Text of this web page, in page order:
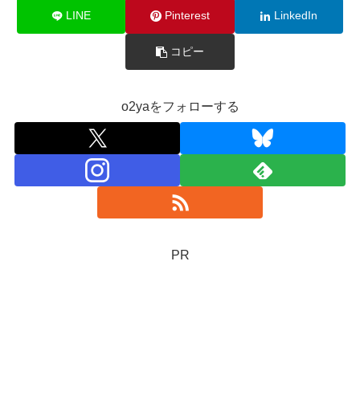
LINE Pinterest LinkedIn
コピー
o2yaをフォローする
PR